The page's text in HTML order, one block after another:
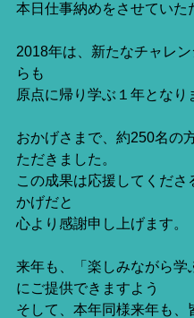
本日仕事納めをさせていた
2018年は、新たなチャレ
らも
原点に帰り学ぶ１年となり
おかげさまで、約250名の
ただきました。
この成果は応援してくださ
かげだと
心より感謝申し上げます。
来年も、「楽しみながら学
にご提供できますよう
そして、本年同様来年も、